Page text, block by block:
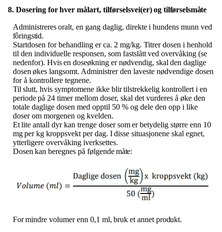
8. Dosering for hver målart, tilførselsvei(er) og tilførselsmåte
Administreres oralt, en gang daglig, direkte i hundens munn ved
fôringstid.
Startdosen for behandling er ca. 2 mg​/​kg. Titrer dosen i henhold
til den individuelle responsen, som fastslått ved overvåking (se
nedenfor). Hvis en doseøkning er nødvendig, skal den daglige
dosen økes langsomt. Administrer den laveste nødvendige dosen
for å kontrollere tegnene.
Til slutt, hvis symptomene ikke blir tilstrekkelig kontrollert i en
periode på 24 timer mellom doser, skal det vurderes å øke den
totale daglige dosen med opptil 50 % og dele den opp i like
doser om morgenen og kvelden.
Et lite antall dyr kan trenge doser som er betydelig større enn 10
mg per kg kroppsvekt per dag. I disse situasjonene skal egnet,
ytterligere overvåking iverksettes.
Dosen kan beregnes på følgendemåte:
For mindre volumer enn 0,1 ml, bruk et annet produkt.